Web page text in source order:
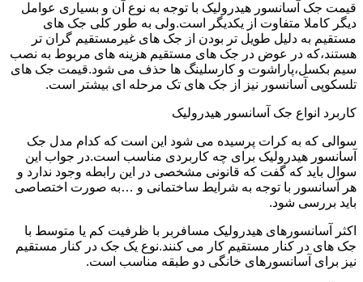
قیمت جک آسانسور هیدرولیک با توجه به نوع آن و بسیاری عوامل
دیگر کاملا متفاوت از یکدیگر است.ولی به طور کلی جک های
مستقیم به دلیل طویل تر بودن از جک های غیرمستقیم گران تر
هستند،که در عوض در جک های مستقیم هزینه های مربوط به نصب
سیم بکسل،پاراشوت و کارسلینگ ها حذف می شود.قیمت جک های
تلسکوپی آسانسور نیز از جک های تک مرحله ای بیشتر است.
کاربرد انواع جک آسانسور هیدرولیک
سوالی که به کرات پرسیده می شود این است که کدام مدل جک
آسانسور هیدرولیک برای چه کاربردی مناسب است.در جواب این
سوال باید که گفت که قانونی مشخصی در این رابطه وجود ندارد و
هر آسانسور با توجه به شرایط ساختمانی و …به صورت اختصاصی
باید بررسی شود.
اکثر آسانسورهای هیدرولیک مسافربر با ظرفیت کم یا متوسط با
جک های در کنار مستقیم کار می کنند.نوع یک جک در کنار مستقیم
نیز برای آسانسورهای خانگی دو طبقه مناسب است.